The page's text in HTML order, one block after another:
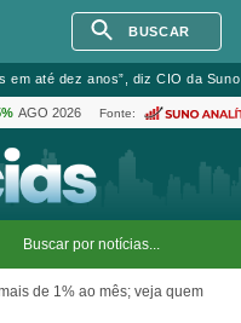
BUSCAR
em até dez anos”, diz CIO da
AGO 2026 Fonte:
de 1% ao mês; veja quem